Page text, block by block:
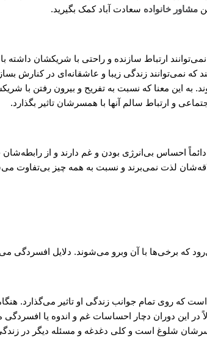
مشاور خانواده سعادت آباد کمک بگیرید.
ارتباط سازنده و راحتی با شریکشان داشته
نمی‌توانند زندگی زیبا و عاشقانه‌ای در کنارش
به این معنا که نسبت به تفریح و بیرون رفتن با
و ارتباط سالم آنها با همسرشان تاثیر بگذارد.
احساس بی‌انرژی بودن و غم دارند و از
لذت نمی‌برند و نسبت به همه چیز بی‌تفاوت
که برخی‌ها با آن وبرو می‌شوند. دلایل افسردگی
که روی تمام جوانب زندگی او تاثیر می‌گذارد.
در این دوران دچار احساسات غم و اندوه یا
شلوغ است و کلی دغدغه و مسئله دیگر در